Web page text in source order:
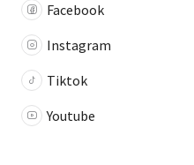
Facebook
Instagram
Tiktok
Youtube